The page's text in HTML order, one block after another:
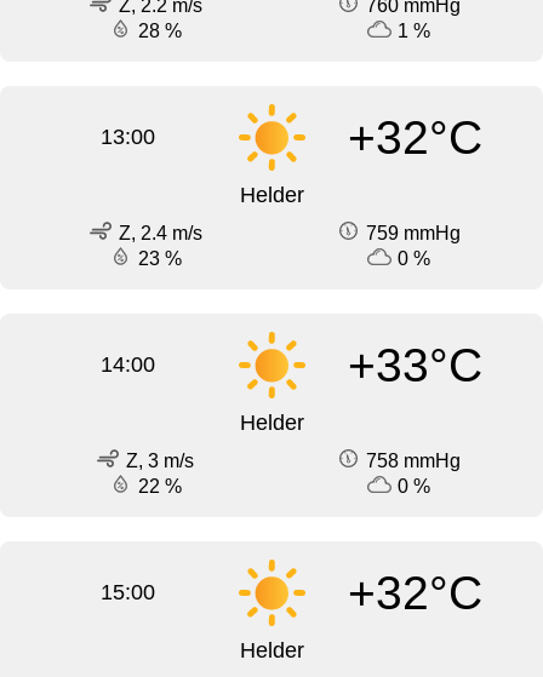
Z, 2.2 m/s
760 mmHg
28 %
1 %
13:00 +32°C
Helder
Z, 2.4 m/s
759 mmHg
23 %
0 %
14:00 +33°C
Helder
Z, 3 m/s
758 mmHg
22 %
0 %
15:00 +32°C
Helder